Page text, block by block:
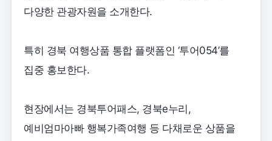
다양한 관광자원을 소개한다.
특히 경북 여행상품 통합 플랫폼인 ‘투어054’를
집중 홍보한다.
현장에서는 경북투어패스, 경북e누리,
예비엄마아빠 행복가족여행 등 다채로운 상품을